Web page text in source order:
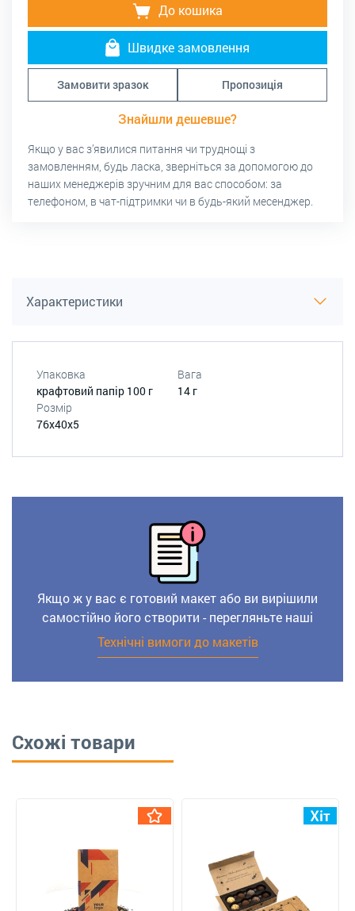
До кошика
Швидке замовлення
Замовити зразок Пропозиція
Знайшли дешевше?
Якщо у вас з’явилися питання чи труднощі з
замовленням, будь ласка, зверніться за допомогою до
наших менеджерів зручним для вас способом: за
телефоном, в чат-підтримки чи в будь-який месенджер.
Характеристики
Упаковка
крафтовий папір 100 г
Вага
14 г
Розмір
76х40х5
Якщо ж у вас є готовий макет або ви вирішили
самостійно його створити - перегляньте наші
Технічні вимоги до макетів
Схожі товари